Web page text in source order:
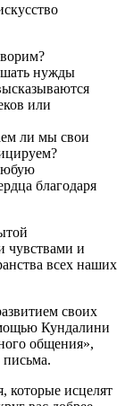
нужды
или
ли мы свои
благодаря
чувствами и
всех наших
своих
Кундалини
общения»,
которые исцелят